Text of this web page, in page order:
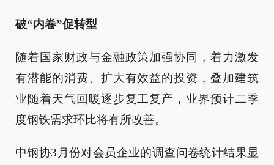
破“内卷”促转型
随着国家财政与金融政策加强协同，着力激发
有潜能的消费、扩大有效益的投资，叠加建筑
业随着天气回暖逐步复工复产，业界预计二季
度钢铁需求环比将有所改善。
中钢协3月份对会员企业的调查问卷统计结果显